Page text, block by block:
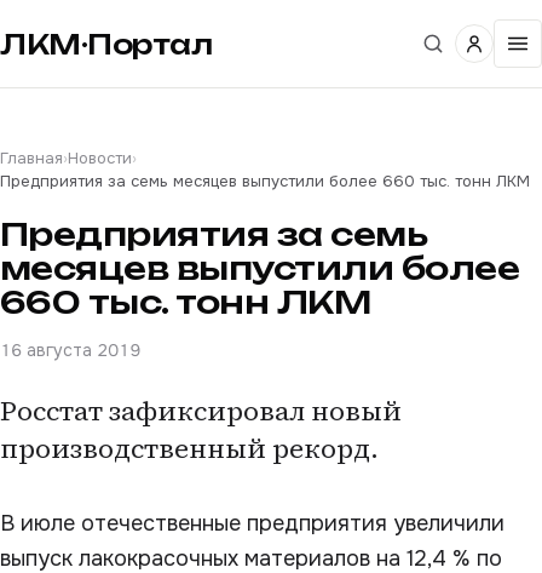
ЛКМ·Портал
Главная›Новости›
Предприятия за семь месяцев выпустили более 660 тыс. тонн ЛКМ
Предприятия за семь
месяцев выпустили более
660 тыс. тонн ЛКМ
16 августа 2019
Росстат зафиксировал новый
производственный рекорд.
В июле отечественные предприятия увеличили
выпуск лакокрасочных материалов на 12,4 % по